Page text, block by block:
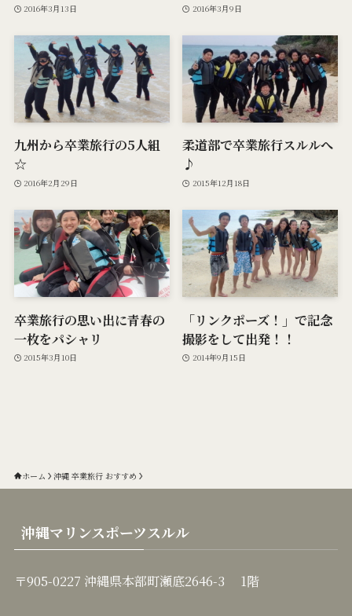
2016年3月13日 2016年3月9日
九州から卒業旅行の5人組
☆
2016年2月29日
柔道部で卒業旅行スルルへ
♪
2015年12月18日
卒業旅行の思い出に青春の
一枚をパシャリ
2015年3月10日
「リンクポーズ！」で記念
撮影をして出発！！
2014年9月15日
ホーム 沖縄 卒業旅行 おすすめ
沖縄マリンスポーツスルル
〒905-0227 沖縄県本部町瀬底2646-3 1階